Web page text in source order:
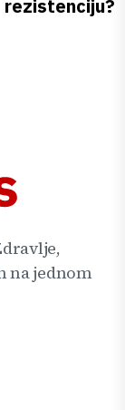
rezistenciju?
na jednom